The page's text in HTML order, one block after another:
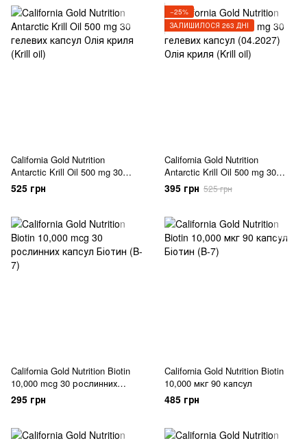
California Gold Nutrition
Antarctic Krill Oil 500 mg 30
гелевих капсул
525 грн
−25%
ЗАЛИШИЛОСЯ 263 ДНІ
California Gold Nutrition
Antarctic Krill Oil 500 mg 30
гелевих капсул (04.2027)
395 грн 525 грн
California Gold Nutrition Biotin
10,000 mcg 30 рослинних
капсул
295 грн
California Gold Nutrition Biotin
10,000 мкг 90 капсул
485 грн